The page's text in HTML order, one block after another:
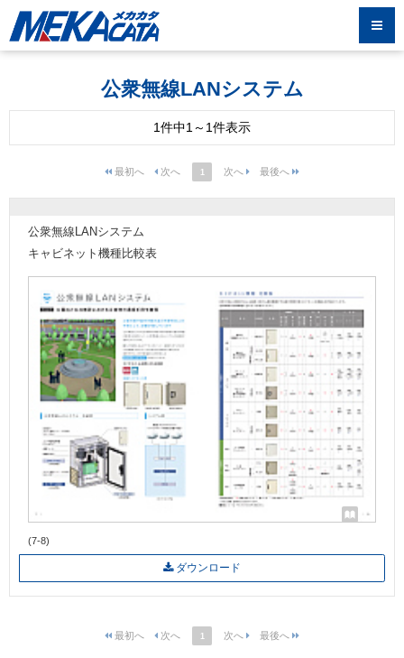
公衆無線LANシステム
1件中1～1件表示
1
公衆無線LANシステム
キャビネット機種比較表
(7-8)
ダウンロード
1